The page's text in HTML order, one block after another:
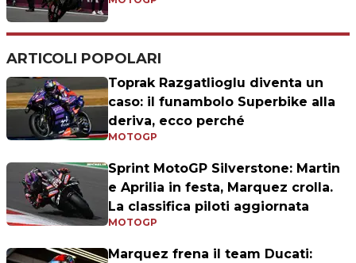
ARTICOLI POPOLARI
Toprak Razgatlioglu diventa un
caso: il funambolo Superbike alla
deriva, ecco perché
MOTOGP
Sprint MotoGP Silverstone: Martin
e Aprilia in festa, Marquez crolla.
La classifica piloti aggiornata
MOTOGP
Marquez frena il team Ducati: